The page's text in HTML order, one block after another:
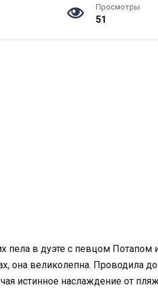
Просмотры
51
пела в дуэте с певцом Потапом
она великолепна. Проводила
истинное наслаждение от